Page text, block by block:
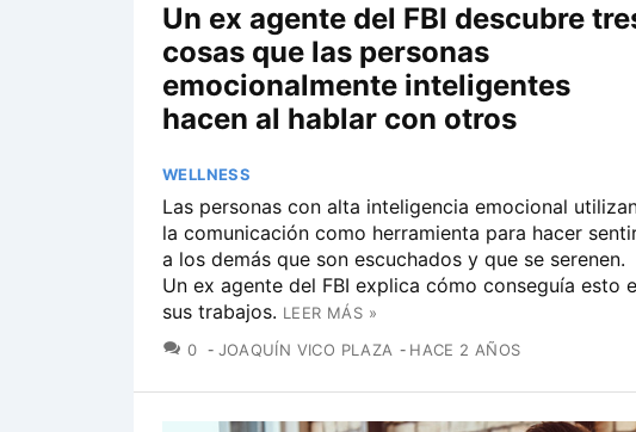
Un ex agente del FBI descubre
cosas que las personas
emocionalmente inteligentes
hacen al hablar con otros
WELLNESS
Las personas con alta inteligencia emocional
la comunicación como herramienta para hacer
a los demás que son escuchados y que se serenen.
Un ex agente del FBI explica cómo conseguía esto
sus trabajos. LEER MÁS »
0 COMENTARIOS
JOAQUÍN VICO PLAZA HACE 2 AÑOS